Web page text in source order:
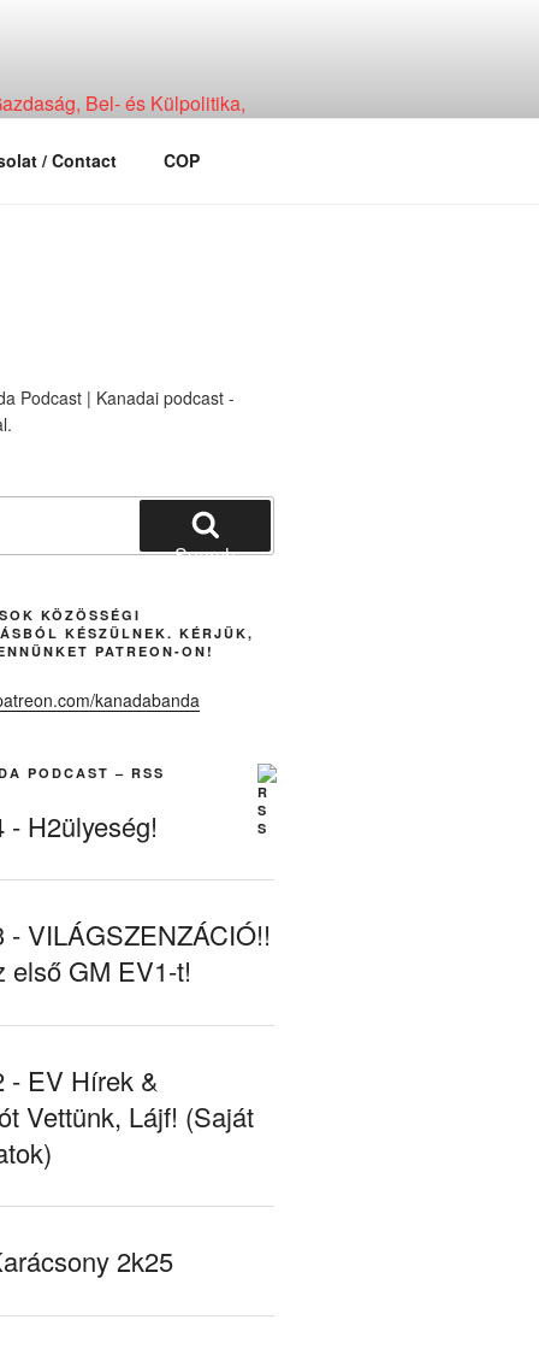
Bel- és Külpolitika,
/ Contact COP
Search
KÖZÖSSÉGI
KÉSZÜLNEK. KÉRJÜK,
PATREON-ON!
PODCAST – RSS
- H2ülyeség!
- VILÁGSZENZÁCIÓ!!
első GM EV1-t!
- EV Hírek &
Vettünk, Lájf! (Saját
2k25